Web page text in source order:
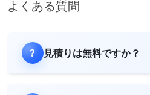
よくある質問
見積りは無料ですか？